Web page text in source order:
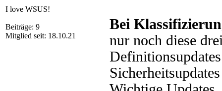
I love WSUS!
Beiträge: 9
Mitglied seit: 18.10.21
Bei
nur noch diese
Definitionsupdates
Sicherheitsupdates